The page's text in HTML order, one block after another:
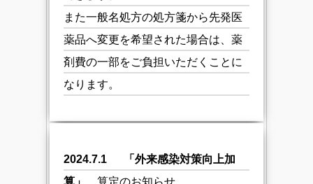
また一般名処方の処方箋から先発医
薬品へ変更を希望された場合は、薬
剤費の一部をご負担いただくことに
なります。
2024.7.1 「 外来感染対策向上加
算」 算定のお知らせ